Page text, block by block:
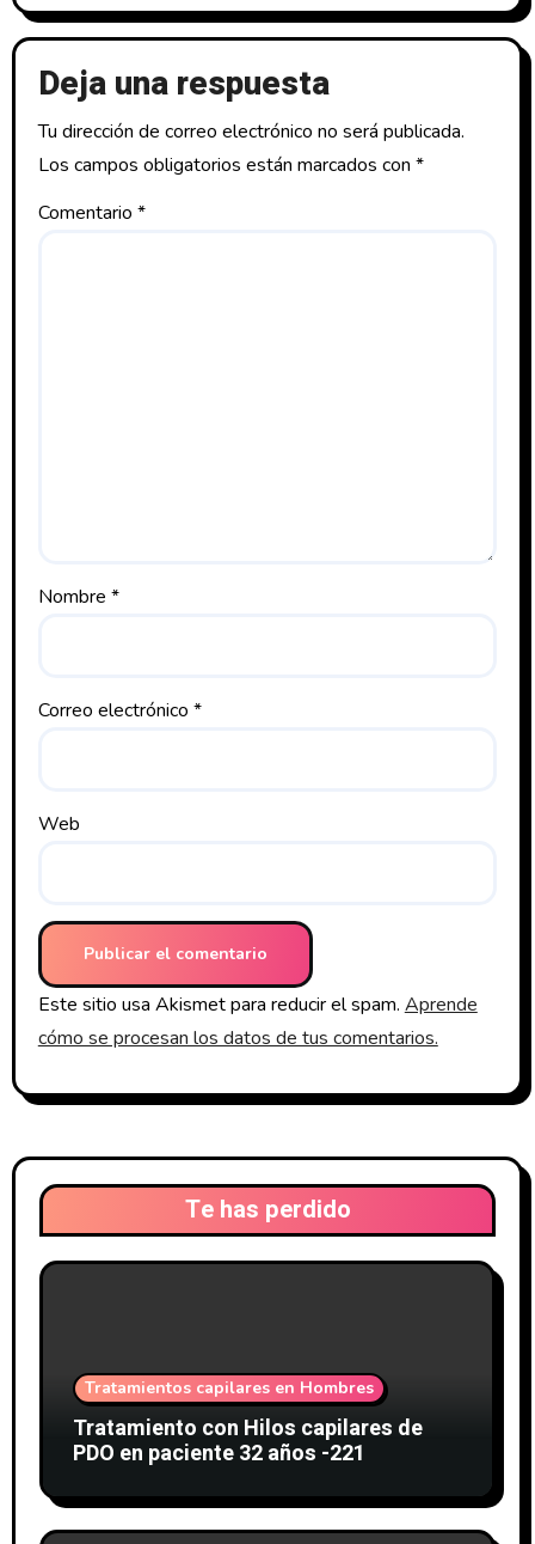
Deja una respuesta
Tu dirección de correo electrónico no será publicada.
Los campos obligatorios están marcados con *
Comentario *
Nombre *
Correo electrónico *
Web
Este sitio usa Akismet para reducir el spam. Aprende
cómo se procesan los datos de tus comentarios.
Te has perdido
Tratamientos capilares en Hombres
Tratamiento con Hilos capilares de
PDO en paciente 32 años -221